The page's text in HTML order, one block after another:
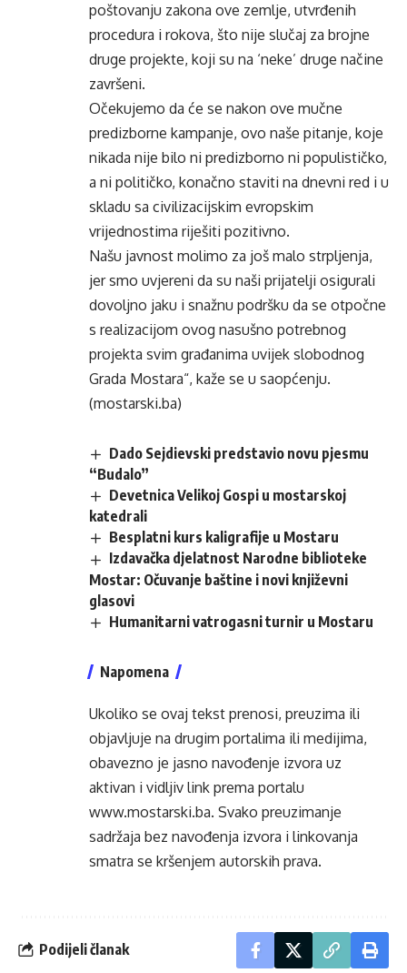
poštovanju zakona ove zemlje, utvrđenih
procedura i rokova, što nije slučaj za brojne
druge projekte, koji su na ‘neke’ druge načine
završeni.
Očekujemo da će se nakon ove mučne
predizborne kampanje, ovo naše pitanje, koje
nikada nije bilo ni predizborno ni populističko,
a ni političko, konačno staviti na dnevni red i u
skladu sa civilizacijskim evropskim
vrijednostima riješiti pozitivno.
Našu javnost molimo za još malo strpljenja,
jer smo uvjereni da su naši prijatelji osigurali
dovoljno jaku i snažnu podršku da se otpočne
s realizacijom ovog nasušno potrebnog
projekta svim građanima uvijek slobodnog
Grada Mostara“, kaže se u saopćenju.
(mostarski.ba)
Dado Sejdievski predstavio novu pjesmu
“Budalo”
Devetnica Velikoj Gospi u mostarskoj
katedrali
Besplatni kurs kaligrafije u Mostaru
Izdavačka djelatnost Narodne biblioteke
Mostar: Očuvanje baštine i novi književni
glasovi
Humanitarni vatrogasni turnir u Mostaru
Napomena
Ukoliko se ovaj tekst prenosi, preuzima ili
objavljuje na drugim portalima ili medijima,
obavezno je jasno navođenje izvora uz
aktivan i vidljiv link prema portalu
www.mostarski.ba. Svako preuzimanje
sadržaja bez navođenja izvora i linkovanja
smatra se kršenjem autorskih prava.
Podijeli članak